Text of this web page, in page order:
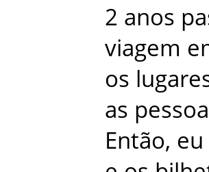
2 anos
viagem
os
as
Então, eu